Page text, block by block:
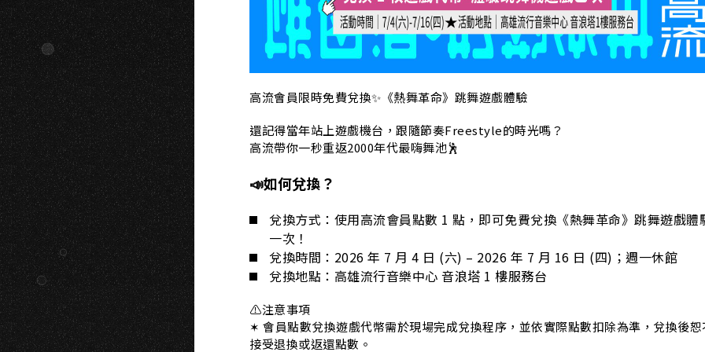
高流會員限時免費兌換✨《熱舞革命》跳舞遊戲體驗
還記得當年站上遊戲機台，跟隨節奏Freestyle的時光嗎？
高流帶你一秒重返2000年代最嗨舞池🕺
📣如何兌換？
兌換方式：使用高流會員點數 1 點，即可免費兌換《熱舞革命》跳舞遊戲體
一次！
兌換時間：2026 年 7 月 4 日 (六) – 2026 年 7 月 16 日 (四)；週一休館
兌換地點：高雄流行音樂中心 音浪塔 1 樓服務台
⚠️注意事項
✶ 會員點數兌換遊戲代幣需於現場完成兌換程序，並依實際點數扣除為準，兌換後恕
接受退換或返還點數。